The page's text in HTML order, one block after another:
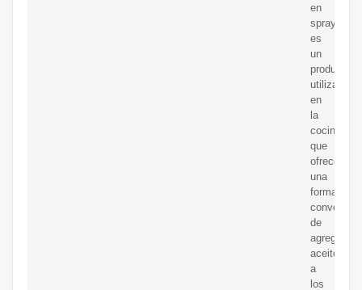
en
spray
es
un
producto
utilizado
en
la
cocina
que
ofrece
una
forma
de
agregar
aceite
a
los